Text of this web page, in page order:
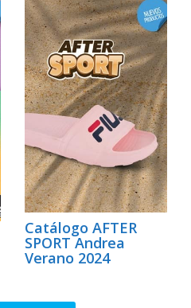
Catálogo AFTER
SPORT Andrea
Verano 2024